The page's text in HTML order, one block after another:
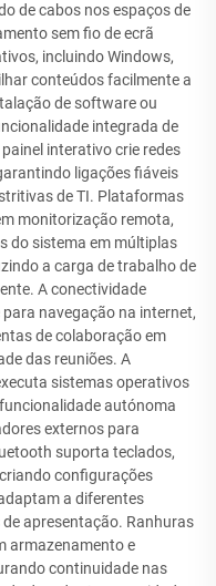
de cabos nos espaços de
sem fio de ecrã
incluindo Windows,
conteúdos facilmente a
de software ou
integrada de
interativo crie redes
ligações fiáveis
de TI. Plataformas
monitorização remota,
do sistema em múltiplas
a carga de trabalho de
A conectividade
navegação na internet,
de colaboração em
das reuniões. A
sistemas operativos
autónoma
externos para
suporta teclados,
configurações
a diferentes
apresentação. Ranhuras
armazenamento e
continuidade nas